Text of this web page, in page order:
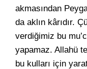
akmasından
da aklın kârıdır.
verdiğimiz bu
yapamaz. Allahü
bu kulları için